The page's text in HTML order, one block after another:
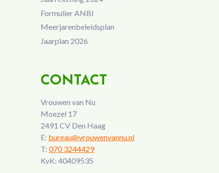
Formulier ANBI
Meerjarenbeleidsplan
Jaarplan 2026
CONTACT
Vrouwen van Nu
Moezel 17
2491 CV Den Haag
E: bureau@vrouwenvannu.nl
T: 070 3244429
KvK: 40409535